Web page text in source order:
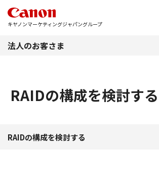
キヤノンマーケティングジャパングループ
法人のお客さま
RAIDの構成を検討する
現在のコンテンツ
RAIDの構成を検討する